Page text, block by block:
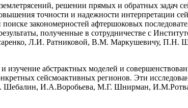
решении прямых и обратных задач
точности и надежности интерпретации
закономерностей афтершоковых
полученные в сотрудничестве с
Л.И. Ратниковой, В.М. Маркушевичу,
и изучение абстрактных моделей и
сейсмоактивных регионов. Эти
И.А.Воробьева, М.Г. Шнирман,